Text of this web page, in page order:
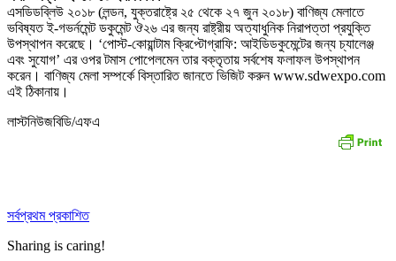
এসডিডব্লিউ ২০১৮ (লন্ডন, যুক্তরাষ্ট্রে ২৫ থেকে ২৭ জুন ২০১৮) বাণিজ্য মেলাতে
ভবিষ্যত ই-গভর্নমেন্ট ডকুমেন্ট ঔ২৬ এর জন্য রাষ্ট্রীয় অত্যাধুনিক নিরাপত্তা প্রযুক্তি
উপস্থাপন করেছে। ‘পোস্ট-কোয়ান্টাম ক্রিপ্টোগ্রাফি: আইডিডকুমেন্টের জন্য চ্যালেঞ্জ
এবং সুযোগ’ এর ওপর টমাস পোপেলমেন তার বক্তৃতায় সর্বশেষ ফলাফল উপস্থাপন
করেন। বাণিজ্য মেলা সম্পর্কে বিস্তারিত জানতে ভিজিট করুন www.sdwexpo.com
এই ঠিকানায়।
লাস্টনিউজবিডি/এফএ
সর্বপ্রথম প্রকাশিত
Sharing is caring!